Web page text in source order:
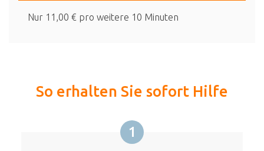
Nur 11,00 € pro weitere 10 Minuten
So erhalten Sie sofort Hilfe
1